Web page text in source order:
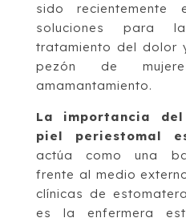
sido recientemente
soluciones para
tratamiento del dolor
pezón de
amamantamiento.
La importancia
piel periestomal
actúa como una
frente al medio
clínicas de
es la enfermera